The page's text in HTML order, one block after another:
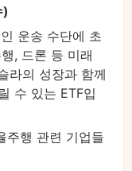
)
운송 수단에 초
, 드론 등 미래
라의 성장과 함께
수 있는 ETF입
주행 관련 기업들